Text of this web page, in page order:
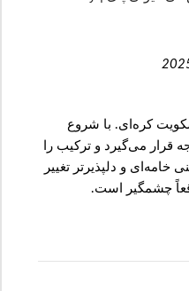
کره‌ای. با شروع
قرار می‌گیرد و ترکیب را
و دلپذیرتر تغییر
چشمگیر است.